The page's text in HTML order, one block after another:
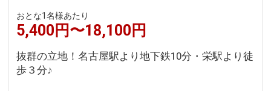
おとな1名様あたり
5,400円〜18,100円
抜群の立地！名古屋駅より地下鉄10分・栄駅より徒
歩３分♪